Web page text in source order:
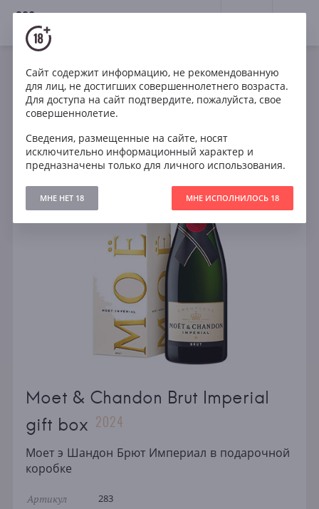
18+
Игристое
Франция
Moet & Chandon Brut Imperial gift box
Moet & Chandon Brut Imperial
gift box 2024
Моет э Шандон Брют Империал в подарочной
коробке
Артикул 283
Сайт содержит информацию, не рекомендованную
для лиц, не достигших совершеннолетнего возраста.
Для доступа на сайт подтвердите, пожалуйста, свое
совершеннолетие.
Сведения, размещенные на сайте, носят
исключительно информационный характер и
предназначены только для личного использования.
МНЕ НЕТ 18 МНЕ ИСПОЛНИЛОСЬ 18